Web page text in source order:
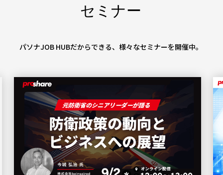
セミナー
パソナJOB HUBだからできる、様々なセミナーを開催中。